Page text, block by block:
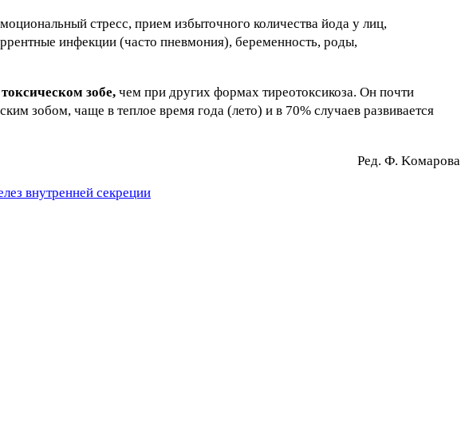
стресс, прием избыточного количества йода у лиц,
инфекции (часто пневмония), беременность, роды,
зобе, чем при других формах тиреотоксикоза. Он почти
зобом, чаще в теплое время года (лето) и в 70% случаев развивается
Peд. Ф. Koмapoвa
внутренней секреции